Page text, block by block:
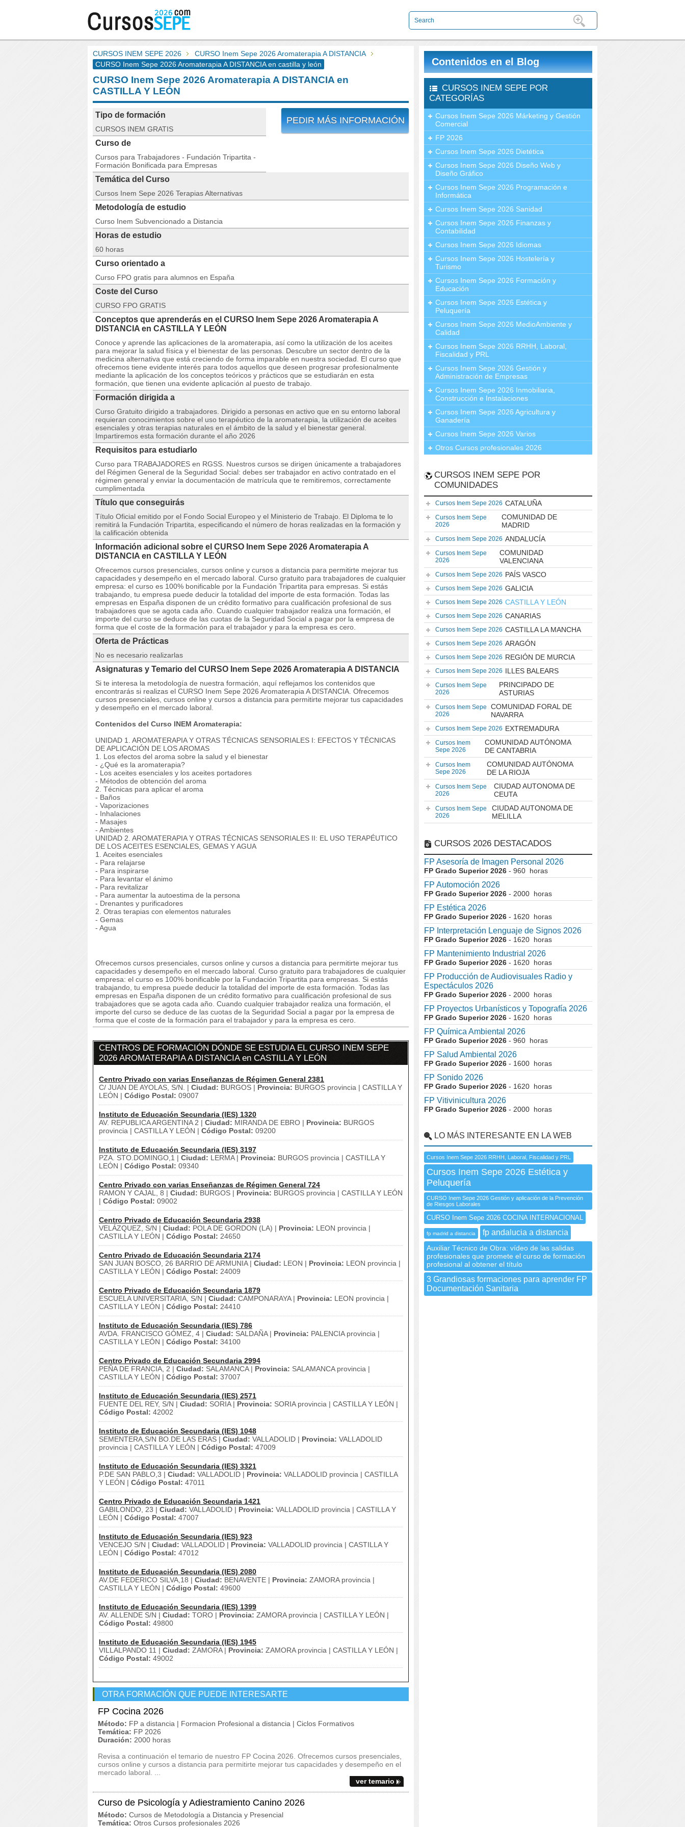
CURSOS INEM SEPE 2026
CURSO Inem Sepe 2026 Aromaterapia A DISTANCIA
CURSO Inem Sepe 2026 Aromaterapia A DISTANCIA en castilla y león
CURSO Inem Sepe 2026 Aromaterapia A DISTANCIA en
CASTILLA Y LEÓN
PEDIR MÁS INFORMACIÓN
Tipo de formación
CURSOS INEM GRATIS
Curso de
Cursos para Trabajadores - Fundación Tripartita -
Formación Bonificada para Empresas
Temática del Curso
Cursos Inem Sepe 2026 Terapias Alternativas
Metodología de estudio
Curso Inem Subvencionado a Distancia
Horas de estudio
60 horas
Curso orientado a
Curso FPO gratis para alumnos en España
Coste del Curso
CURSO FPO GRATIS
Conceptos que aprenderás en el CURSO Inem Sepe 2026 Aromaterapia A
DISTANCIA en CASTILLA Y LEÓN
Conoce y aprende las aplicaciones de la aromaterapia, así como la utilización de los aceites
para mejorar la salud física y el bienestar de las personas. Descubre un sector dentro de la
medicina alternativa que está creciendo de forma imparable en nuestra sociedad. El curso que
ofrecemos tiene evidente interés para todos aquellos que deseen progresar profesionalmente
mediante la aplicación de los conceptos teóricos y prácticos que se estudiarán en esta
formación, que tienen una evidente aplicación al puesto de trabajo.
Formación dirigida a
Curso Gratuito dirigido a trabajadores. Dirigido a personas en activo que en su entorno laboral
requieran conocimientos sobre el uso terapéutico de la aromaterapia, la utilización de aceites
esenciales y otras terapias naturales en el ámbito de la salud y el bienestar general.
Impartiremos esta formación durante el año 2026
Requisitos para estudiarlo
Curso para TRABAJADORES en RGSS. Nuestros cursos se dirigen únicamente a trabajadores
del Régimen General de la Seguridad Social: debes ser trabajador en activo contratado en el
régimen general y enviar la documentación de matrícula que te remitiremos, correctamente
cumplimentada
Título que conseguirás
Título Oficial emitido por el Fondo Social Europeo y el Ministerio de Trabajo. El Diploma te lo
remitirá la Fundación Tripartita, especificando el número de horas realizadas en la formación y
la calificación obtenida
Información adicional sobre el CURSO Inem Sepe 2026 Aromaterapia A
DISTANCIA en CASTILLA Y LEÓN
Ofrecemos cursos presenciales, cursos online y cursos a distancia para permitirte mejorar tus
capacidades y desempeño en el mercado laboral. Curso gratuito para trabajadores de cualquier
empresa: el curso es 100% bonificable por la Fundación Tripartita para empresas. Si estás
trabajando, tu empresa puede deducir la totalidad del importe de esta formación. Todas las
empresas en España disponen de un crédito formativo para cualificación profesional de sus
trabajadores que se agota cada año. Cuando cualquier trabajador realiza una formación, el
importe del curso se deduce de las cuotas de la Seguridad Social a pagar por la empresa de
forma que el coste de la formación para el trabajador y para la empresa es cero.
Oferta de Prácticas
No es necesario realizarlas
Asignaturas y Temario del CURSO Inem Sepe 2026 Aromaterapia A DISTANCIA
Si te interesa la metodología de nuestra formación, aquí reflejamos los contenidos que
encontrarás si realizas el CURSO Inem Sepe 2026 Aromaterapia A DISTANCIA. Ofrecemos
cursos presenciales, cursos online y cursos a distancia para permitirte mejorar tus capacidades
y desempeño en el mercado laboral.
Contenidos del Curso INEM Aromaterapia:
UNIDAD 1. AROMATERAPIA Y OTRAS TÉCNICAS SENSORIALES I: EFECTOS Y TÉCNICAS
DE APLICACIÓN DE LOS AROMAS
1. Los efectos del aroma sobre la salud y el bienestar
- ¿Qué es la aromaterapia?
- Los aceites esenciales y los aceites portadores
- Métodos de obtención del aroma
2. Técnicas para aplicar el aroma
- Baños
- Vaporizaciones
- Inhalaciones
- Masajes
- Ambientes
UNIDAD 2. AROMATERAPIA Y OTRAS TÉCNICAS SENSORIALES II: EL USO TERAPÉUTICO
DE LOS ACEITES ESENCIALES, GEMAS Y AGUA
1. Aceites esenciales
- Para relajarse
- Para inspirarse
- Para levantar el ánimo
- Para revitalizar
- Para aumentar la autoestima de la persona
- Drenantes y purificadores
2. Otras terapias con elementos naturales
- Gemas
- Agua
Ofrecemos cursos presenciales, cursos online y cursos a distancia para permitirte mejorar tus
capacidades y desempeño en el mercado laboral. Curso gratuito para trabajadores de cualquier
empresa: el curso es 100% bonificable por la Fundación Tripartita para empresas. Si estás
trabajando, tu empresa puede deducir la totalidad del importe de esta formación. Todas las
empresas en España disponen de un crédito formativo para cualificación profesional de sus
trabajadores que se agota cada año. Cuando cualquier trabajador realiza una formación, el
importe del curso se deduce de las cuotas de la Seguridad Social a pagar por la empresa de
forma que el coste de la formación para el trabajador y para la empresa es cero.
CENTROS DE FORMACIÓN DÓNDE SE ESTUDIA EL CURSO INEM SEPE
2026 AROMATERAPIA A DISTANCIA en CASTILLA Y LEÓN
Centro Privado con varias Enseñanzas de Régimen General 2381
C/ JUAN DE AYOLAS, S/N. | Ciudad: BURGOS | Provincia: BURGOS provincia | CASTILLA Y
LEÓN | Código Postal: 09007
Instituto de Educación Secundaria (IES) 1320
AV. REPUBLICA ARGENTINA 2 | Ciudad: MIRANDA DE EBRO | Provincia: BURGOS
provincia | CASTILLA Y LEÓN | Código Postal: 09200
Instituto de Educación Secundaria (IES) 3197
PZA. STO.DOMINGO,1 | Ciudad: LERMA | Provincia: BURGOS provincia | CASTILLA Y
LEÓN | Código Postal: 09340
Centro Privado con varias Enseñanzas de Régimen General 724
RAMON Y CAJAL, 8 | Ciudad: BURGOS | Provincia: BURGOS provincia | CASTILLA Y LEÓN
| Código Postal: 09002
Centro Privado de Educación Secundaria 2938
VELÁZQUEZ, S/N | Ciudad: POLA DE GORDON (LA) | Provincia: LEON provincia |
CASTILLA Y LEÓN | Código Postal: 24650
Centro Privado de Educación Secundaria 2174
SAN JUAN BOSCO, 26 BARRIO DE ARMUNIA | Ciudad: LEON | Provincia: LEON provincia |
CASTILLA Y LEÓN | Código Postal: 24009
Centro Privado de Educación Secundaria 1879
ESCUELA UNIVERSITARIA, S/N | Ciudad: CAMPONARAYA | Provincia: LEON provincia |
CASTILLA Y LEÓN | Código Postal: 24410
Instituto de Educación Secundaria (IES) 786
AVDA. FRANCISCO GÓMEZ, 4 | Ciudad: SALDAÑA | Provincia: PALENCIA provincia |
CASTILLA Y LEÓN | Código Postal: 34100
Centro Privado de Educación Secundaria 2994
PEÑA DE FRANCIA, 2 | Ciudad: SALAMANCA | Provincia: SALAMANCA provincia |
CASTILLA Y LEÓN | Código Postal: 37007
Instituto de Educación Secundaria (IES) 2571
FUENTE DEL REY, S/N | Ciudad: SORIA | Provincia: SORIA provincia | CASTILLA Y LEÓN |
Código Postal: 42002
Instituto de Educación Secundaria (IES) 1048
SEMENTERA,S/N BO.DE LAS ERAS | Ciudad: VALLADOLID | Provincia: VALLADOLID
provincia | CASTILLA Y LEÓN | Código Postal: 47009
Instituto de Educación Secundaria (IES) 3321
P.DE SAN PABLO,3 | Ciudad: VALLADOLID | Provincia: VALLADOLID provincia | CASTILLA
Y LEÓN | Código Postal: 47011
Centro Privado de Educación Secundaria 1421
GABILONDO, 23 | Ciudad: VALLADOLID | Provincia: VALLADOLID provincia | CASTILLA Y
LEÓN | Código Postal: 47007
Instituto de Educación Secundaria (IES) 923
VENCEJO S/N | Ciudad: VALLADOLID | Provincia: VALLADOLID provincia | CASTILLA Y
LEÓN | Código Postal: 47012
Instituto de Educación Secundaria (IES) 2080
AV.DE FEDERICO SILVA,18 | Ciudad: BENAVENTE | Provincia: ZAMORA provincia |
CASTILLA Y LEÓN | Código Postal: 49600
Instituto de Educación Secundaria (IES) 1399
AV. ALLENDE S/N | Ciudad: TORO | Provincia: ZAMORA provincia | CASTILLA Y LEÓN |
Código Postal: 49800
Instituto de Educación Secundaria (IES) 1945
VILLALPANDO 11 | Ciudad: ZAMORA | Provincia: ZAMORA provincia | CASTILLA Y LEÓN |
Código Postal: 49002
OTRA FORMACIÓN QUE PUEDE INTERESARTE
FP Cocina 2026
Método: FP a distancia | Formacion Profesional a distancia | Ciclos Formativos
Temática: FP 2026
Duración: 2000 horas
Revisa a continuación el temario de nuestro FP Cocina 2026. Ofrecemos cursos presenciales,
cursos online y cursos a distancia para permitirte mejorar tus capacidades y desempeño en el
mercado laboral. ...
ver temario
Curso de Psicología y Adiestramiento Canino 2026
Método: Cursos de Metodología a Distancia y Presencial
Temática: Otros Cursos profesionales 2026
Contenidos en el Blog
CURSOS INEM SEPE POR
CATEGORÍAS
Cursos Inem Sepe 2026 Márketing y Gestión
Comercial
FP 2026
Cursos Inem Sepe 2026 Dietética
Cursos Inem Sepe 2026 Diseño Web y
Diseño Gráfico
Cursos Inem Sepe 2026 Programación e
Informática
Cursos Inem Sepe 2026 Sanidad
Cursos Inem Sepe 2026 Finanzas y
Contabilidad
Cursos Inem Sepe 2026 Idiomas
Cursos Inem Sepe 2026 Hostelería y
Turismo
Cursos Inem Sepe 2026 Formación y
Educación
Cursos Inem Sepe 2026 Estética y
Peluquería
Cursos Inem Sepe 2026 MedioAmbiente y
Calidad
Cursos Inem Sepe 2026 RRHH, Laboral,
Fiscalidad y PRL
Cursos Inem Sepe 2026 Gestión y
Administración de Empresas
Cursos Inem Sepe 2026 Inmobiliaria,
Construcción e Instalaciones
Cursos Inem Sepe 2026 Agricultura y
Ganadería
Cursos Inem Sepe 2026 Varios
Otros Cursos profesionales 2026
CURSOS INEM SEPE POR
COMUNIDADES
Cursos Inem Sepe 2026 CATALUÑA
Cursos Inem Sepe
2026
COMUNIDAD DE
MADRID
Cursos Inem Sepe 2026 ANDALUCÍA
Cursos Inem Sepe
2026
COMUNIDAD
VALENCIANA
Cursos Inem Sepe 2026 PAÍS VASCO
Cursos Inem Sepe 2026 GALICIA
Cursos Inem Sepe 2026 CASTILLA Y LEÓN
Cursos Inem Sepe 2026 CANARIAS
Cursos Inem Sepe 2026 CASTILLA LA MANCHA
Cursos Inem Sepe 2026 ARAGÓN
Cursos Inem Sepe 2026 REGIÓN DE MURCIA
Cursos Inem Sepe 2026 ILLES BALEARS
Cursos Inem Sepe
2026
PRINCIPADO DE
ASTURIAS
Cursos Inem Sepe
2026
COMUNIDAD FORAL DE
NAVARRA
Cursos Inem Sepe 2026 EXTREMADURA
Cursos Inem
Sepe 2026
COMUNIDAD AUTÓNOMA
DE CANTABRIA
Cursos Inem
Sepe 2026
COMUNIDAD AUTÓNOMA
DE LA RIOJA
Cursos Inem Sepe
2026
CIUDAD AUTONOMA DE
CEUTA
Cursos Inem Sepe
2026
CIUDAD AUTONOMA DE
MELILLA
CURSOS 2026 DESTACADOS
FP Asesoría de Imagen Personal 2026
FP Grado Superior 2026 - 960 horas
FP Automoción 2026
FP Grado Superior 2026 - 2000 horas
FP Estética 2026
FP Grado Superior 2026 - 1620 horas
FP Interpretación Lenguaje de Signos 2026
FP Grado Superior 2026 - 1620 horas
FP Mantenimiento Industrial 2026
FP Grado Superior 2026 - 1620 horas
FP Producción de Audiovisuales Radio y
Espectáculos 2026
FP Grado Superior 2026 - 2000 horas
FP Proyectos Urbanísticos y Topografía 2026
FP Grado Superior 2026 - 1620 horas
FP Química Ambiental 2026
FP Grado Superior 2026 - 960 horas
FP Salud Ambiental 2026
FP Grado Superior 2026 - 1600 horas
FP Sonido 2026
FP Grado Superior 2026 - 1620 horas
FP Vitivinicultura 2026
FP Grado Superior 2026 - 2000 horas
LO MÁS INTERESANTE EN LA WEB
Cursos Inem Sepe 2026 RRHH, Laboral, Fiscalidad y PRL
Cursos Inem Sepe 2026 Estética y
Peluquería
CURSO Inem Sepe 2026 Gestión y aplicación de la Prevención
de Riesgos Laborales
CURSO Inem Sepe 2026 COCINA INTERNACIONAL
fp madrid a distancia fp andalucia a distancia
Auxiliar Técnico de Obra: vídeo de las salidas
profesionales que promete el curso de formación
profesional al obtener el título
3 Grandiosas formaciones para aprender FP
Documentación Sanitaria